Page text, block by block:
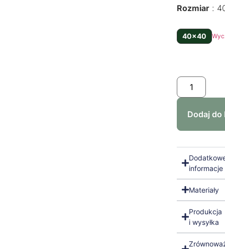
Rozmiar
40x40
Dodaj do
informacje
Materiały
Produkcja
i wysyłka